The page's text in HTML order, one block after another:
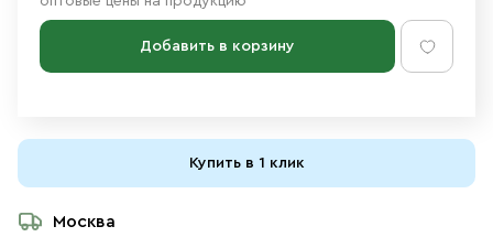
Добавить в корзину
Купить в 1 клик
Москва